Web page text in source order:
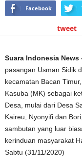
Facebook
tweet
Suara Indonesia News
pasangan Usman Sidik
kecamatan Bacan
Kasuba (MK) sebagai
Desa, mulai dari Desa
Kaireu, Nyonyifi dan
sambutan yang luar
kerinduan masyarakat
Sabtu (31/11/2020)